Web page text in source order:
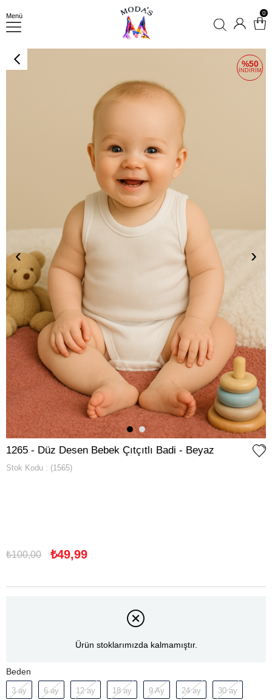
Menü 0
‹ ›
50
1265 - Düz Desen Bebek Çıtçıtlı Badi - Beyaz
Stok Kodu (1565)
₺100,00 ₺49,99
Ürün stoklarımızda kalmamıştır.
Beden
3 ay 6 ay 12 ay 18 ay 9 Ay 24 ay 30 ay